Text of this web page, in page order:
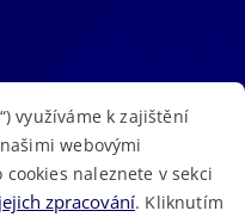
využíváme k zajištění
webovými
naleznete v sekci
zpracování. Kliknutím